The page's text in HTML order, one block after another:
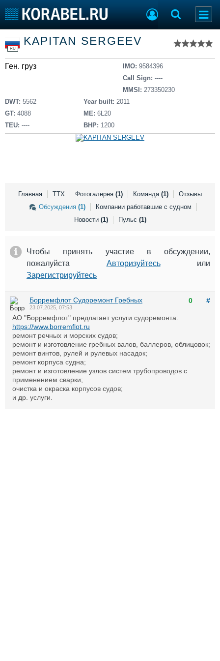
Тип судна
Добавить судно
Добавить проект
Последние 100
Пульс
Новости
Компании
Репутация
Торговая площадка
Доска объявлений
Продажа флота
Оборудование
Изделия
Конференции
Выставки и семинары
Словарь
Флот
Галерея флота
Отзывы
Все службы
RU
KAPITAN SERGEEV
Ген. груз IMO: 9584396
Call Sign: ----
MMSI: 273350230
DWT: 5562
GT: 4088
TEU: ----
Year built: 2011
ME: 6L20
BHP: 1200
Главная ТТХ Фотогалерея (1) Команда (1)
Отзывы
Обсуждения (1)
Компании работавшие с судном
Новости (1) Пульс (1)
Чтобы принять участие в обсуждении,
пожалуйста Авторизуйтесьили
Зарегистрируйтесь
0 #
Борремфлот Судоремонт Гребных
23.07.2025, 07:53
АО "Борремфлот" предлагает услуги судоремонта:
https://www.borremflot.ru
ремонт речных и морских судов;
ремонт и изготовление гребных валов, баллеров, облицовок;
ремонт винтов, рулей и рулевых насадок;
ремонт корпуса судна;
ремонт и изготовление узлов систем трубопроводов с
применением сварки;
очистка и окраска корпусов судов;
и др. услуги.